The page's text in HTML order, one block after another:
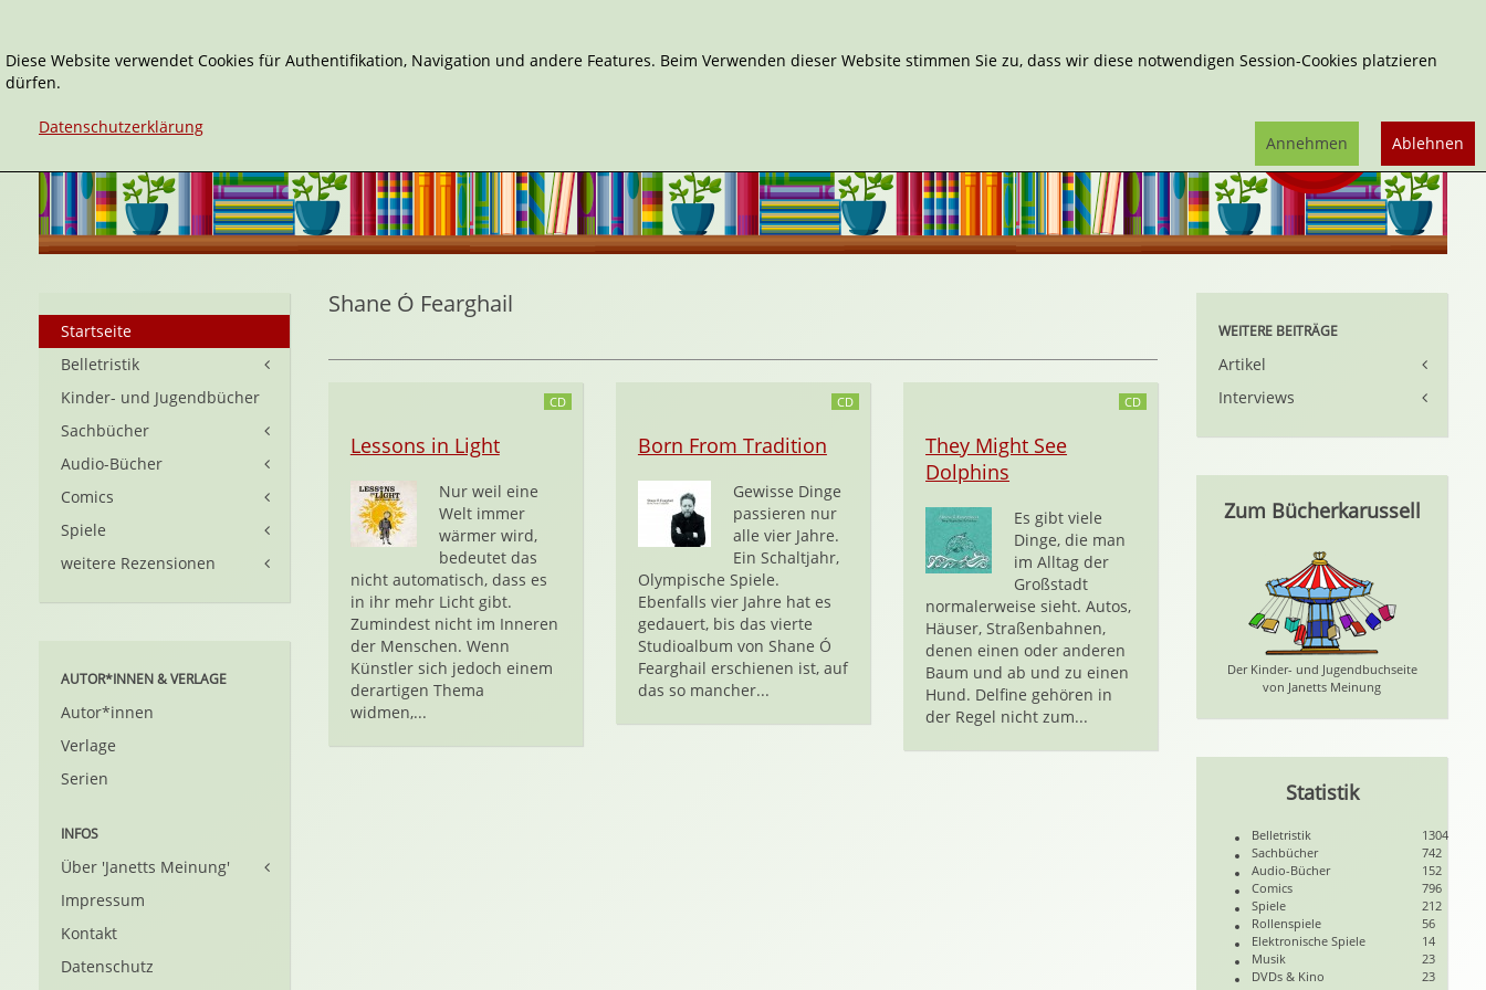
Shane Ó Fearghail
CD
Lessons in Light
Nur weil eine
Welt immer
wärmer wird,
bedeutet das
nicht automatisch, dass es
in ihr mehr Licht gibt.
Zumindest nicht im Inneren
der Menschen. Wenn
Künstler sich jedoch einem
derartigen Thema
widmen,...
CD
Born From Tradition
Gewisse Dinge
passieren nur
alle vier Jahre.
Ein Schaltjahr,
Olympische Spiele.
Ebenfalls vier Jahre hat es
gedauert, bis das vierte
Studioalbum von Shane Ó
Fearghail erschienen ist, auf
das so mancher...
CD
They Might See
Dolphins
Es gibt viele
Dinge, die man
im Alltag der
Großstadt
normalerweise sieht. Autos,
Häuser, Straßenbahnen,
denen einen oder anderen
Baum und ab und zu einen
Hund. Delfine gehören in
der Regel nicht zum...
Startseite
Belletristik
Kinder- und Jugendbücher
Sachbücher
Audio-Bücher
Comics
Spiele
weitere Rezensionen
AUTOR*INNEN & VERLAGE
Autor*innen
Verlage
Serien
INFOS
Über 'Janetts Meinung'
Impressum
Kontakt
Datenschutz
WEITERE BEITRÄGE
Artikel
Interviews
Zum Bücherkarussell
Der Kinder- und Jugendbuchseite
von Janetts Meinung
Statistik
Belletristik
1304
Sachbücher
742
Audio-Bücher
152
Comics
796
Spiele
212
Rollenspiele
56
Elektronische Spiele
14
Musik
23
DVDs & Kino
23
Diese Website verwendet Cookies für Authentifikation, Navigation und andere Features. Beim Verwenden dieser Website stimmen Sie zu, dass wir diese notwendigen Session-Cookies platzieren
dürfen.
Datenschutzerklärung
Ablehnen
Annehmen